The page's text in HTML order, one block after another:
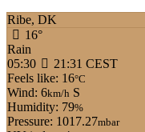
Ribe, DK
16°
Rain
05:30
21:31 CEST
Feels like: 16°C
Wind: 6km/h S
Humidity: 79%
Pressure: 1017.27mbar